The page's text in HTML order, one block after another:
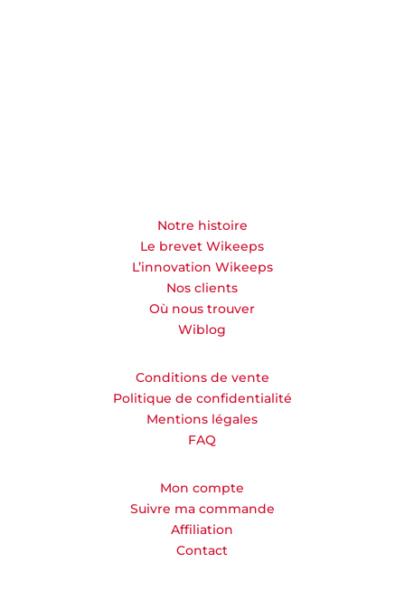
Notre histoire
Le brevet Wikeeps
L’innovation Wikeeps
Nos clients
Où nous trouver
Wiblog
Conditions de vente
Politique de confidentialité
Mentions légales
FAQ
Mon compte
Suivre ma commande
Affiliation
Contact